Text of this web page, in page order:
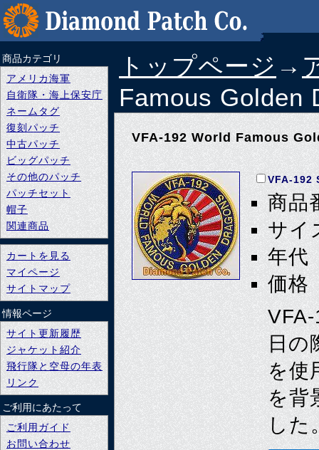
トップページ →
Famous Golden
VFA-192 World Famous
VFA-192
商品
サイ
年代
価格
日の
を使
を背
した
商品カテゴリ
アメリカ海軍
自衛隊・海上保安庁
ネームタグ
復刻パッチ
中古パッチ
ビッグパッチ
その他のパッチ
パッチセット
帽子
関連商品
カートを見る
マイページ
サイトマップ
情報ページ
サイト更新履歴
ジャケット紹介
飛行隊と空母の年表
リンク
ご利用にあたって
ご利用ガイド
お問い合わせ